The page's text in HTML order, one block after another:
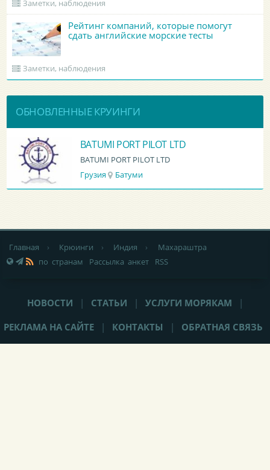
Заметки, наблюдения
Рейтинг компаний, которые помогут
сдать английские морские тесты
Заметки, наблюдения
ОБНОВЛЕННЫЕ КРУИНГИ
BATUMI PORT PILOT LTD
BATUMI PORT PILOT LTD
Грузия
Батуми
Главная › Крюинги › Индия ›
Махараштра
по странам
Рассылка анкет RSS
НОВОСТИ | СТАТЬИ | УСЛУГИ МОРЯКАМ
|
РЕКЛАМА НА САЙТЕ
| КОНТАКТЫ | ОБРАТНАЯ СВЯЗЬ